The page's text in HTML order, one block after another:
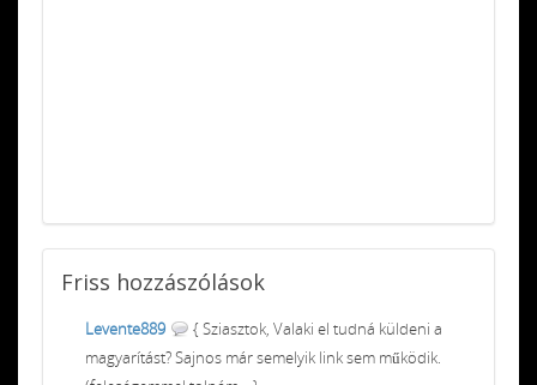
Friss hozzászólások
Levente889
{ Sziasztok, Valaki el tudná küldeni a
magyarítást? Sajnos már semelyik link sem működik.